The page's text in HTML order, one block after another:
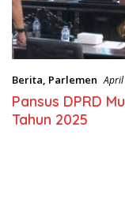
Berita, Parlemen
Pansus DPRD
Tahun 2025